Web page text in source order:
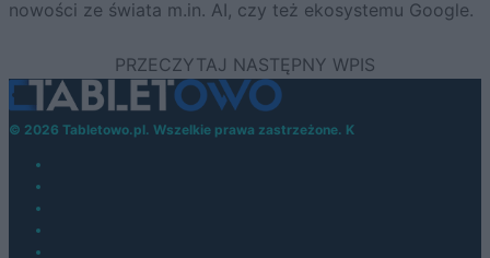
nowości ze świata m.in. AI, czy też ekosystemu Google.
© 2026 Tabletowo.pl. Wszelkie prawa zastrzeżone. K